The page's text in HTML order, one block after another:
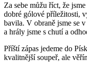
Za sebe můžu říct, že
dobré gólové příležitosti,
bavila. V obraně jsme se
a hrály jsme s chutí a
Příští zápas jedeme do
kvalitnější soupeř, ale